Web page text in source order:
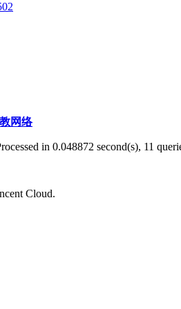
网络
in 0.048872 second(s), 11
Cloud.